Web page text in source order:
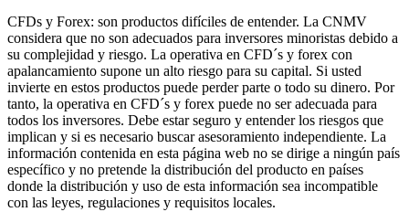
CFDs y Forex: son productos difíciles de entender. La CNMV
considera que no son adecuados para inversores minoristas debido a
su complejidad y riesgo. La operativa en CFD´s y forex con
apalancamiento supone un alto riesgo para su capital. Si usted
invierte en estos productos puede perder parte o todo su dinero. Por
tanto, la operativa en CFD´s y forex puede no ser adecuada para
todos los inversores. Debe estar seguro y entender los riesgos que
implican y si es necesario buscar asesoramiento independiente. La
información contenida en esta página web no se dirige a ningún país
específico y no pretende la distribución del producto en países
donde la distribución y uso de esta información sea incompatible
con las leyes, regulaciones y requisitos locales.